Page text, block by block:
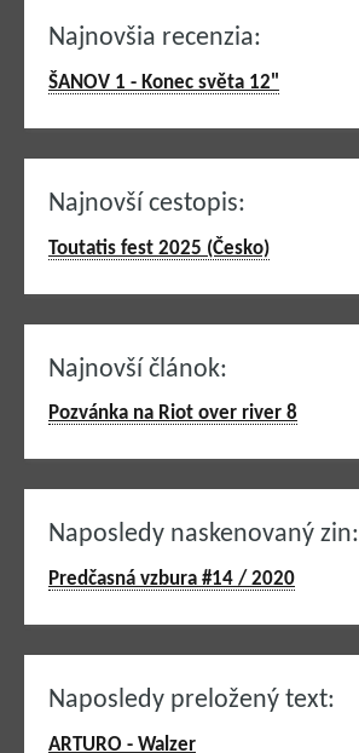
Najnovšia recenzia:
ŠANOV 1 - Konec světa 12"
Najnovší cestopis:
Toutatis fest 2025 (Česko)
Najnovší článok:
Pozvánka na Riot over river 8
Naposledy naskenovaný zin:
Predčasná vzbura #14 / 2020
Naposledy preložený text:
ARTURO - Walzer